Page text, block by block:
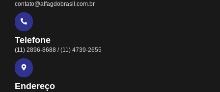
contato@alfagdobrasil.com.br
Telefone
(11) 2896-8688 / (11) 4739-2655
Endereço